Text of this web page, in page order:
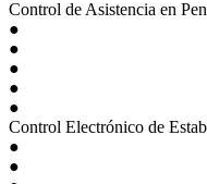
Control de Asistencia en
●
●
●
●
●
Control Electrónico de
●
●